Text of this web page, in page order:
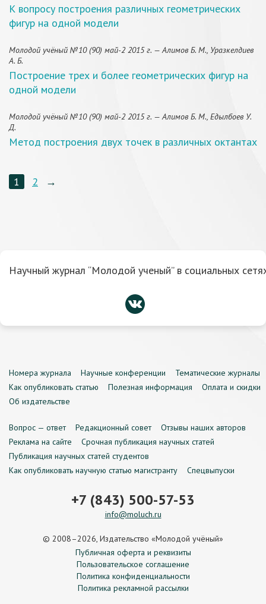
К вопросу построения различных геометрических
фигур на одной модели
Молодой учёный №10 (90) май-2 2015 г. — Алимов Б. М., Уразкелдиев
А. Б.
Построение трех и более геометрических фигур на
одной модели
Молодой учёный №10 (90) май-2 2015 г. — Алимов Б. М., Едылбоев У.
Д.
Метод построения двух точек в различных октантах
1 2 →
Научный журнал “Молодой ученый” в социальных
Номера журнала Научные конференции
Тематические журналы
Как опубликовать статью
Полезная информация
Оплата и скидки
Об издательстве
Вопрос — ответ Редакционный совет
Отзывы наших авторов
Реклама на сайте
Срочная публикация научных статей
Публикация научных статей студентов
Как опубликовать научную статью магистранту
Спецвыпуски
+7 (843) 500-57-53
info@moluch.ru
© 2008–2026, Издательство «Молодой учёный»
Публичная оферта и реквизиты
Пользовательское соглашение
Политика конфиденциальности
Политика рекламной рассылки